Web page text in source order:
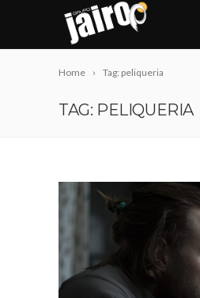
Home Tag: peliqueria
TAG: PELIQUERIA